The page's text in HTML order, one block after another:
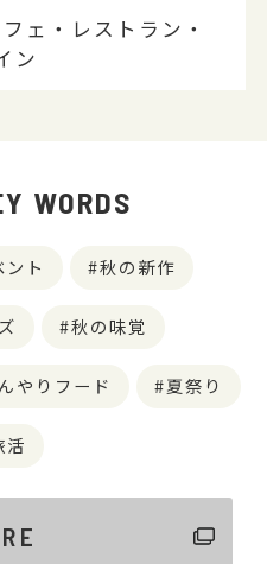
ェ・レストラン・
ン
WORDS
ント 秋の新作
秋の味覚
やりフード 夏祭り
活